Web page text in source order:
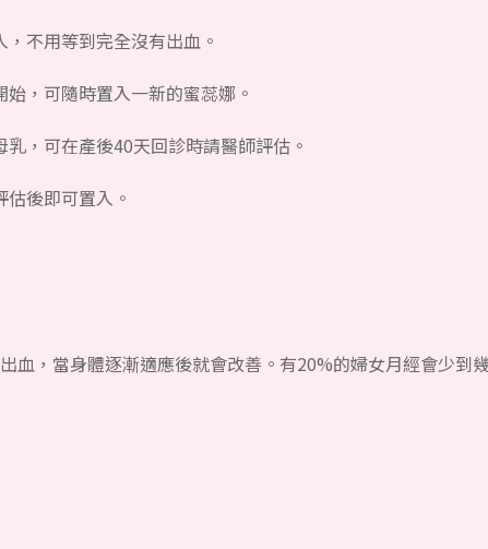
不用等到完全沒有出血。
，可隨時置入一新的蜜蕊娜。
，可在產後40天回診時請醫師評估。
後即可置入。
血，當身體逐漸適應後就會改善。有20%的婦女月經會少到